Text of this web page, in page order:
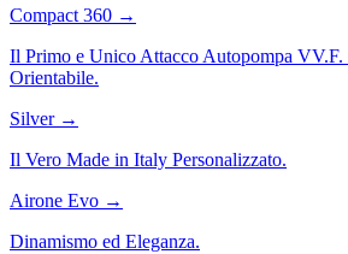
Compact 360 →
Il Primo e Unico Attacco Autopompa
Orientabile.
Silver →
Il Vero Made in Italy Personalizzato.
Airone Evo →
Dinamismo ed Eleganza.